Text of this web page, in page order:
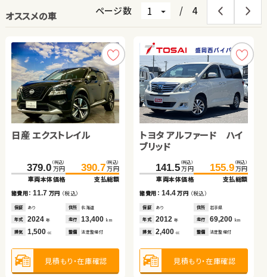
オススメの車 ページ数 / 4
日産 エクストレイル
379.0 （税込）
万円
車両本体価格
390.7 （税込）
万円
支払総額
諸費用：11.7 万円 （税込）
保証 あり 住所 北海道
年式 2024 年 走行 13,400 km
排気 1,500 cc 整備 法定整備付
見積もり・在庫確認
トヨタ アルファード ハイ
ブリッド
141.5 （税込）
万円
車両本体価格
155.9 （税込）
万円
支払総額
諸費用： 14.4万円 （税込）
保証 あり 住所 岩手県
年式 2012年 走行 69,200 km
排気 2,400cc 整備 法定整備付
見積もり・在庫確認
ホンダ Ｎ ＢＯＸ
148.6 （税込）
万円
車両本体価格
157.7 （税込）
万円
支払総額
諸費用：9.1万円（税込）
保証 あり 住所 埼玉県
年式 2022 年 走行 18,300 km
排気 660cc 整備 法定整備付
見積もり・在庫確認
スズキ スイフト
210.0 （税込）
万円
車両本体価格
220.0 （税込）
万円
支払総額
諸費用： 10.0万円 （税込）
保証 あり 住所 山梨県
年式 2022年 走行 38,400 km
排気 1,400cc 整備 法定整備付
見積もり・在庫確認
スズキ ジムニー
209.9 （税込）
万円
車両本体価格
219.9 （税込）
万円
支払総額
諸費用：10.0 万円 （税込）
保証 あり 住所 岩手県
年式 2021 年 走行 41,500 km
排気 660cc 整備 法定整備付
見積もり・在庫確認
ホンダ フリード
234.7 （税込）
万円
車両本体価格
240.8 （税込）
万円
支払総額
諸費用： 6.1万円（税込）
保証 なし 住所 岡山県
年式 2020年 走行 27,100 km
排気 1,500cc 整備 法定整備付
見積もり・在庫確認
トヨタ ノア ハイブリッド
215.4 （税込）
万円
車両本体価格
229.8 （税込）
万円
支払総額
諸費用：14.4 万円 （税込）
保証 あり 住所 宮城県
年式 2020 年 走行 103,200km
排気 1,800 cc 整備 法定整備付
見積もり・在庫確認
ダイハツ ムーヴ
50.5 （税込）
万円
車両本体価格
59.7 （税込）
万円
支払総額
諸費用： 9.2万円（税込）
保証 あり 住所 埼玉県
年式 2015年 走行 22,500 km
排気 660cc 整備 法定整備付
見積もり・在庫確認